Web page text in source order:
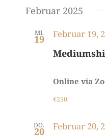
wählen.
Februar 2025
MI.
19
Februar 19,
Online via
€250
DO.
20
Februar 20,